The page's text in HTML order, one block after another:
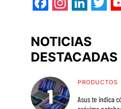
NOTICIAS
DESTACADAS
PRODUCTOS
Asus te indica